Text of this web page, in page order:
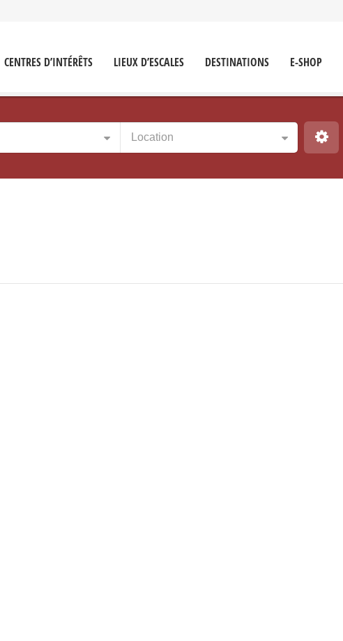
CENTRES D’INTÉRÊTS LIEUX D’ESCALES DESTINATIONS E-SHOP
Location